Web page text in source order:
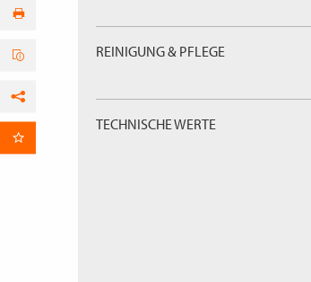
REINIGUNG & PFLEGE
TECHNISCHE WERTE